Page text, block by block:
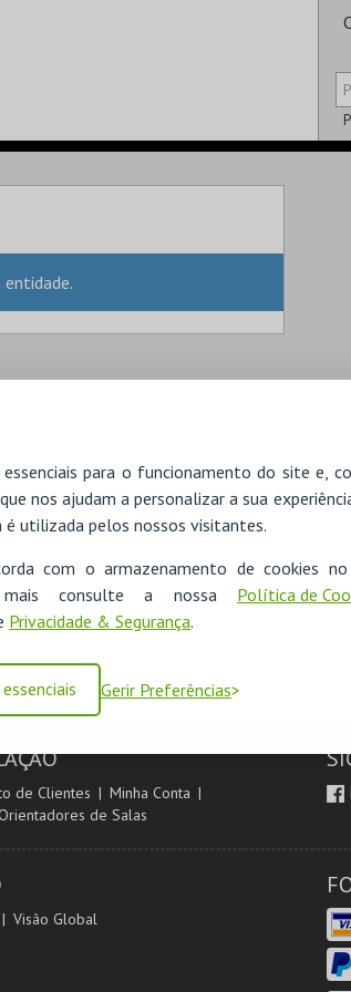
para o funcionamento do site e,
nos ajudam a personalizar a sua
utilizada pelos nossos visitantes.
com o armazenamento de cookies
mais consulte a nossa Política de
Privacidade & Segurança.
Gerir Preferências
de Clientes
Minha Conta
de Salas
Visão Global